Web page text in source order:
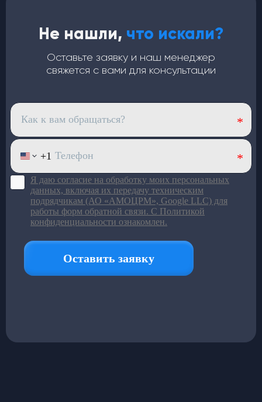
Не нашли, что искали?
Оставьте заявку и наш менеджер
свяжется с вами для консультации